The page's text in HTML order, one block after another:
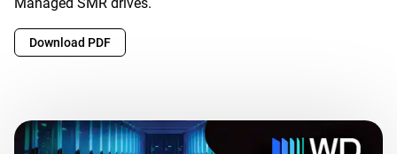
Download PDF